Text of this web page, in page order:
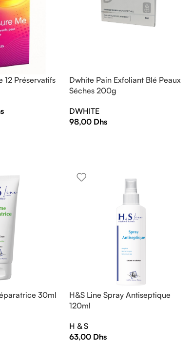
12 Préservatifs
Dwhite Pain Exfoliant Blé Peaux
Séches 200g
DWHITE
98,00 Dhs
30ml
H&S Line Spray Antiseptique
120ml
H & S
63,00 Dhs